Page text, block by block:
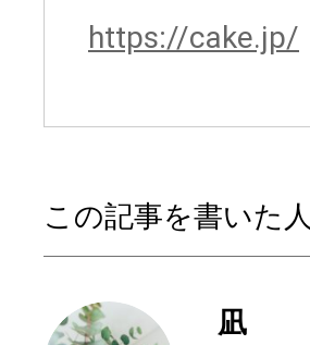
https://cake.jp/
この記事を書いた人
凪